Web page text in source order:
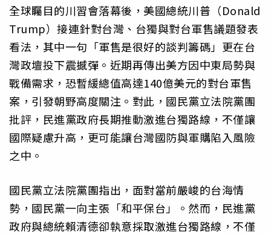
全球矚目的川習會落幕後，美國總統川普（Donald
Trump）接連針對台灣、台獨與對台軍售議題發表
看法，其中一句「軍售是很好的談判籌碼」更在台
灣政壇投下震撼彈。近期再傳出美方因中東局勢與
戰備需求，恐暫緩總值高達140億美元的對台軍售
案，引發朝野高度關注。對此，國民黨立法院黨團
批評，民進黨政府長期推動激進台獨路線，不僅讓
國際疑慮升高，更可能讓台灣國防與軍購陷入風險
之中。
國民黨立法院黨團指出，面對當前嚴峻的台海情
勢，國民黨一向主張「和平保台」。然而，民進黨
政府與總統賴清德卻執意採取激進台獨路線，不僅